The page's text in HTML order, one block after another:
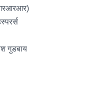
गुडबाय